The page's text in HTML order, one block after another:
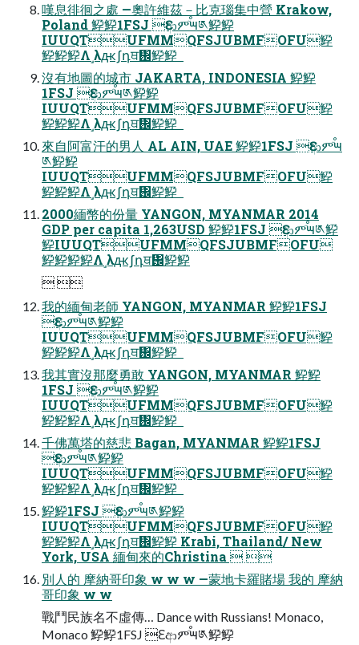
嘆息徘徊之處 —奧許維茲－比克瑙集中營 Krakow,
Poland 䱆䱆1FSJ Ԑආምٙࠬ౻༁䱆䱆
IUUQTUFMMQFSJUBMFOFU䱆
䱆䱆䱆Λ˼λԫʃդਥ᎜䱆䱆  
沒有地圖的城市 JAKARTA, INDONESIA 䱆䱆
1FSJ Ԑආምٙࠬ౻༁䱆䱆
IUUQTUFMMQFSJUBMFOFU䱆
䱆䱆䱆Λ˼λԫʃդਥ᎜䱆䱆  
來自阿富汗的男人 AL AIN, UAE 䱆䱆1FSJ Ԑආምٙࠬ౻
༁䱆䱆
IUUQTUFMMQFSJUBMFOFU䱆
䱆䱆䱆Λ˼λԫʃդਥ᎜䱆䱆  
2000緬幣的份量 YANGON, MYANMAR 2014
GDP per capita 1,263USD 䱆䱆1FSJ Ԑආምٙࠬ౻༁䱆
䱆IUUQTUFMMQFSJUBMFOFU
䱆䱆䱆䱆Λ˼λԫʃդਥ᎜䱆䱆
 
我的緬甸老師 YANGON, MYANMAR 䱆䱆1FSJ
Ԑආምٙࠬ౻༁䱆䱆
IUUQTUFMMQFSJUBMFOFU䱆
䱆䱆䱆Λ˼λԫʃդਥ᎜䱆䱆  
我其實沒那麼勇敢 YANGON, MYANMAR 䱆䱆
1FSJ Ԑආምٙࠬ౻༁䱆䱆
IUUQTUFMMQFSJUBMFOFU䱆
䱆䱆䱆Λ˼λԫʃդਥ᎜䱆䱆  
千佛萬塔的慈悲 Bagan, MYANMAR 䱆䱆1FSJ
Ԑආምٙࠬ౻༁䱆䱆
IUUQTUFMMQFSJUBMFOFU䱆
䱆䱆䱆Λ˼λԫʃդਥ᎜䱆䱆  
䱆䱆1FSJ Ԑආምٙࠬ౻༁䱆䱆
IUUQTUFMMQFSJUBMFOFU䱆
䱆䱆䱆Λ˼λԫʃդਥ᎜䱆䱆 Krabi, Thailand/ New
York, USA 緬甸來的Christina  
別人的 摩納哥印象 w w w —蒙地卡羅賭場 我的 摩納
哥印象 w w
戰鬥民族名不虛傳… Dance with Russians! Monaco,
Monaco 䱆䱆1FSJ Ԑආምٙࠬ౻༁䱆䱆